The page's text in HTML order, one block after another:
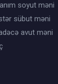
soyut məni
sübut məni
avut məni